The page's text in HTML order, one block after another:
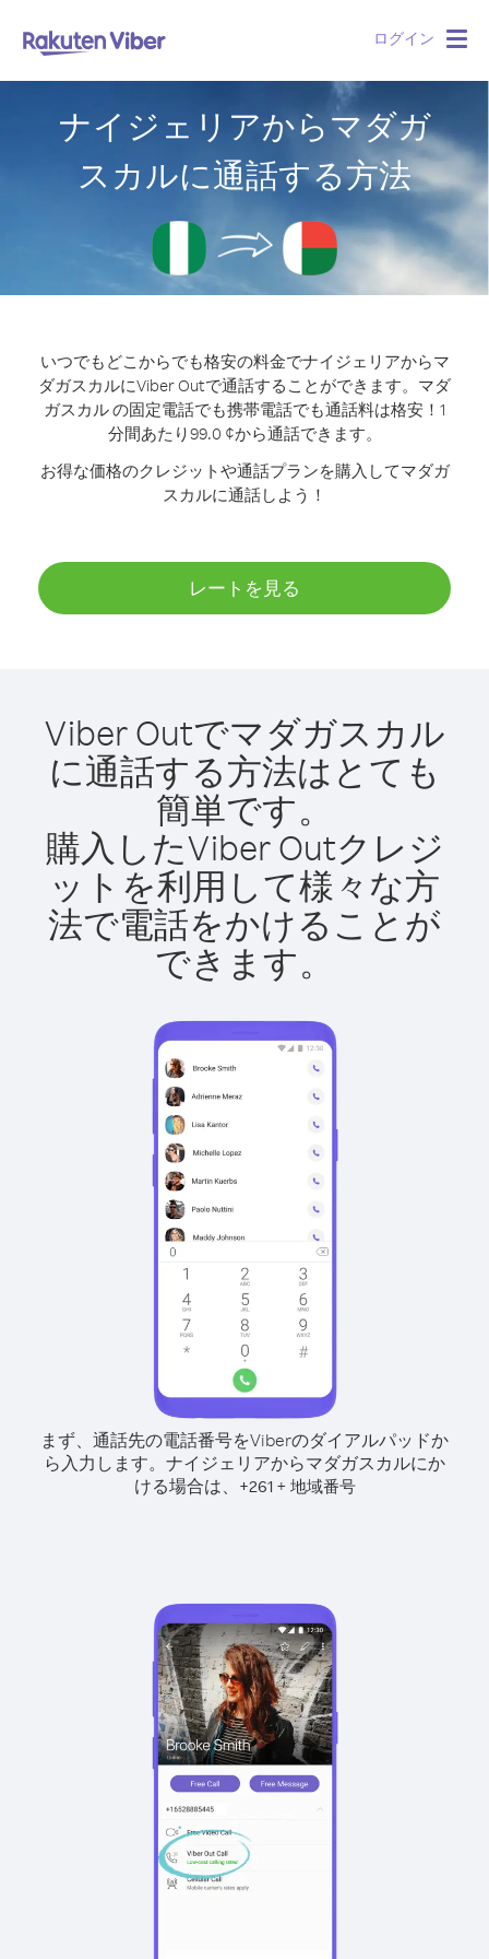
ログイン
ナイジェリアからマダガ
スカルに通話する方法
いつでもどこからでも格安の料金でナイジェリアからマ
ダガスカルにViber Outで通話することができます。 マダ
ガスカル の固定電話でも携帯電話でも通話料は格安！1
分間あたり99.0 ¢から通話できます。
お得な価格のクレジットや通話プランを購入してマダガ
スカルに通話しよう！
レートを見る
Viber Outでマダガスカル
に通話する方法はとても
簡単です。
購入したViber Outクレジ
ットを利用して様々な方
法で電話をかけることが
できます。
まず、通話先の電話番号をViberのダイアルパッドか
ら入力します。 ナイジェリアからマダガスカルにか
ける場合は、
+261+ 地域番号